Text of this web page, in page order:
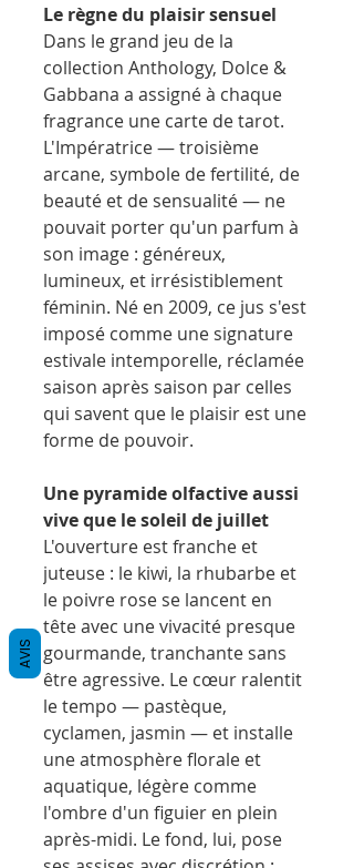
Le règne du plaisir sensuel
Dans le grand jeu de la
collection Anthology, Dolce &
Gabbana a assigné à chaque
fragrance une carte de tarot.
L'Impératrice — troisième
arcane, symbole de fertilité, de
beauté et de sensualité — ne
pouvait porter qu'un parfum à
son image : généreux,
lumineux, et irrésistiblement
féminin. Né en 2009, ce jus s'est
imposé comme une signature
estivale intemporelle, réclamée
saison après saison par celles
qui savent que le plaisir est une
forme de pouvoir.
Une pyramide olfactive aussi
vive que le soleil de juillet
L'ouverture est franche et
juteuse : le kiwi, la rhubarbe et
le poivre rose se lancent en
tête avec une vivacité presque
gourmande, tranchante sans
être agressive. Le cœur ralentit
le tempo — pastèque,
cyclamen, jasmin — et installe
une atmosphère florale et
aquatique, légère comme
l'ombre d'un figuier en plein
après-midi. Le fond, lui, pose
AVIS